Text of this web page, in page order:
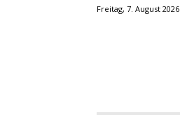
Freitag, 7. August 2026